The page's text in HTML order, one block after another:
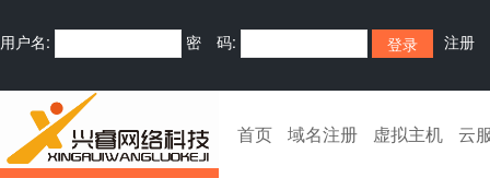
用户名: 密 码: 注册
首页 域名注册 虚拟主机 云